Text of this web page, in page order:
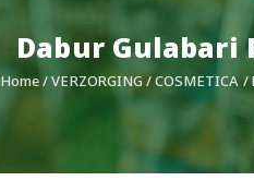
Dabur Gulabari
Home/VERZORGING/COSMETICA /